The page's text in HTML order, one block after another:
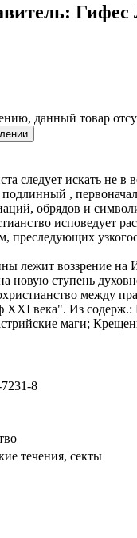
Гифес
данный товар
следует искать не в
подлинный ,
обрядов и
исповедует
преследующих
лежит воззрение на
новую ступень
между
века". Из содерж.:
маги;
8
течения, секты